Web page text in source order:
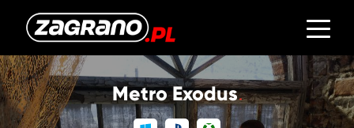
Metro Exodus